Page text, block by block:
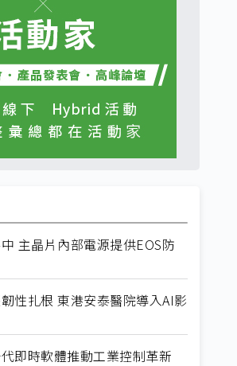
主晶片內部電源提供EOS防
性扎根 東港安泰醫院導入AI影
即時軟體推動工業控制革新